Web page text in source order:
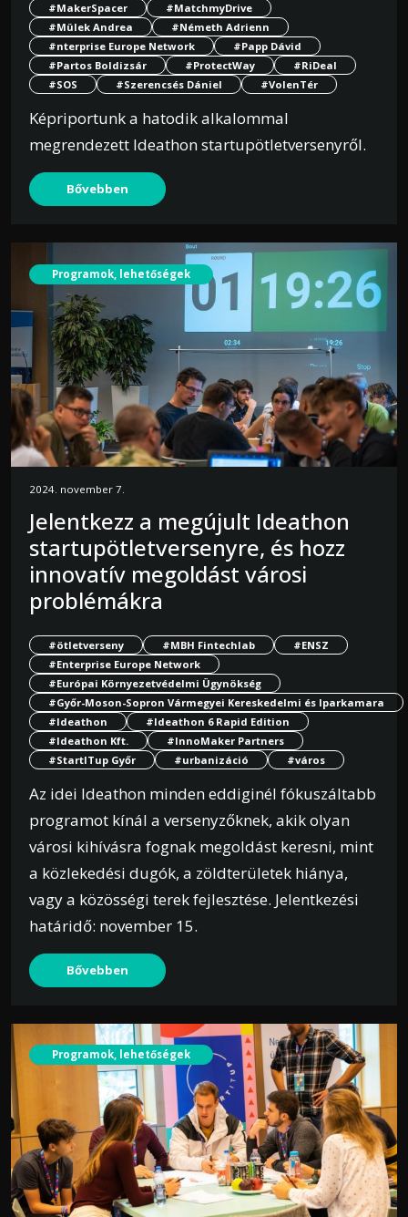
#MakerSpacer
#MatchmyDrive
#Mülek Andrea
#Németh Adrienn
#nterprise Europe Network
#Papp Dávid
#Partos Boldizsár
#ProtectWay
#RiDeal
#SOS
#Szerencsés Dániel #VolenTér
Képriportunk a hatodik alkalommal
megrendezett Ideathon startupötletversenyről.
Bővebben
Programok, lehetőségek
2024. november 7.
Jelentkezz a megújult Ideathon
startupötletversenyre, és hozz
innovatív megoldást városi
problémákra
#ötletverseny #MBH Fintechlab
#ENSZ
#Enterprise Europe Network
#Európai Környezetvédelmi Ügynökség
#Győr-Moson-Sopron Vármegyei Kereskedelmi és Iparkamara
#Ideathon
#Ideathon 6 Rapid Edition
#Ideathon Kft.
#InnoMaker Partners
#StartITup Győr
#urbanizáció #város
Az idei Ideathon minden eddiginél fókuszáltabb
programot kínál a versenyzőknek, akik olyan
városi kihívásra fognak megoldást keresni, mint
a közlekedési dugók, a zöldterületek hiánya,
vagy a közösségi terek fejlesztése. Jelentkezési
határidő: november 15.
Bővebben
Programok, lehetőségek